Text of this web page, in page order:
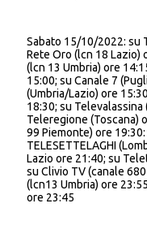
Sabato 15/10/2022: su
Rete Oro (lcn 18 Lazio)
(lcn 13 Umbria) ore
15:00; su Canale 7
(Umbria/Lazio) ore
18:30; su
Teleregione (Toscana)
99 Piemonte) ore
TELESETTELAGHI
Lazio ore 21:40; su
su Clivio TV (canale
(lcn13 Umbria) ore
ore 23:45